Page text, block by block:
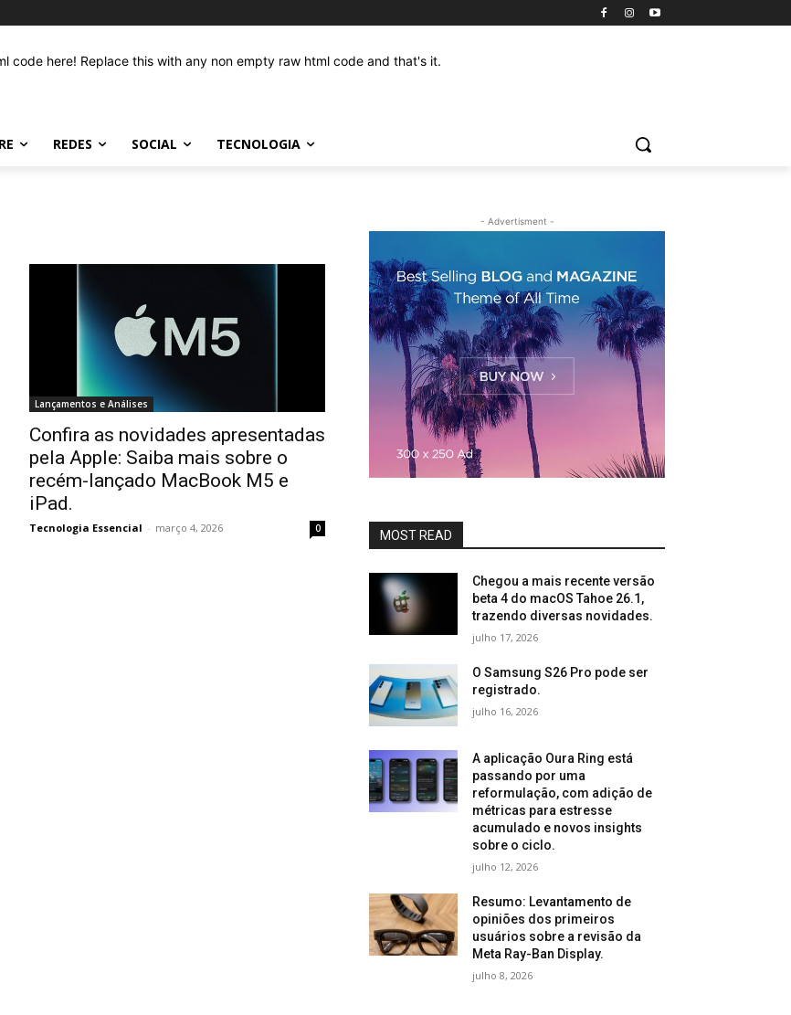
code here! Replace this with any non empty raw html code and that's it.
REDES SOCIAL TECNOLOGIA
Lançamentos e Análises
Confira as novidades apresentadas
pela Apple: Saiba mais sobre o
recém-lançado MacBook M5 e
iPad.
Tecnologia Essencial - março 4, 2026 0
- Advertisment -
MOST READ
Chegou a mais recente versão
beta 4 do macOS Tahoe 26.1,
trazendo diversas novidades.
julho 17, 2026
O Samsung S26 Pro pode ser
registrado.
julho 16, 2026
A aplicação Oura Ring está
passando por uma
reformulação, com adição de
métricas para estresse
acumulado e novos insights
sobre o ciclo.
julho 12, 2026
Resumo: Levantamento de
opiniões dos primeiros
usuários sobre a revisão da
Meta Ray-Ban Display.
julho 8, 2026